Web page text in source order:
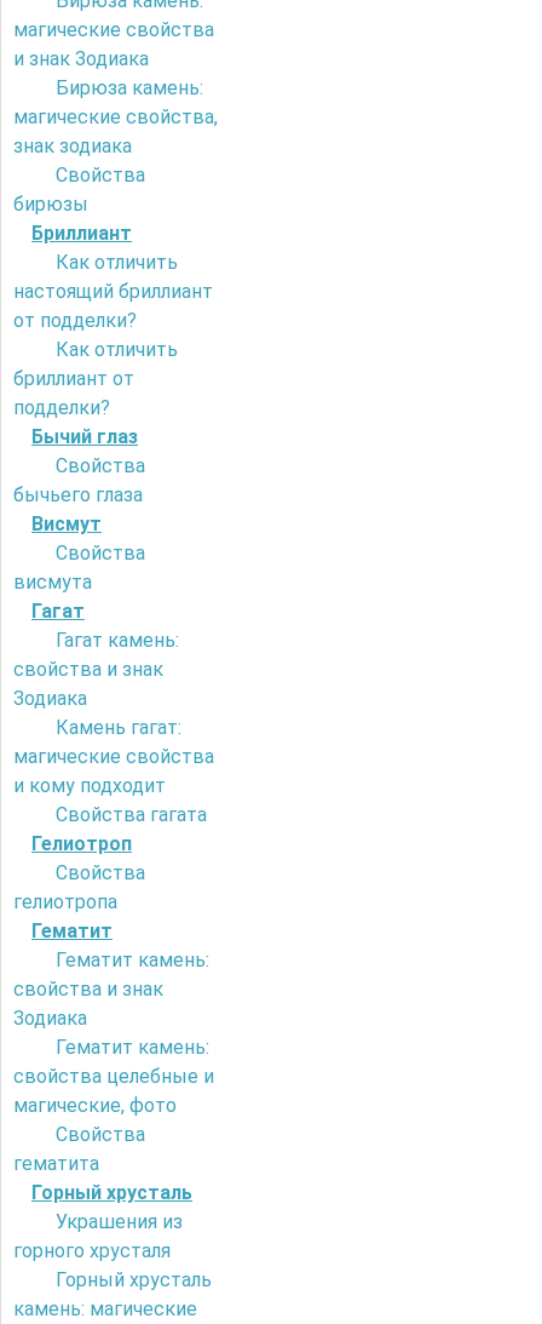
магические свойства
и знак Зодиака
Бирюза камень:
магические свойства,
знак зодиака
Свойства
бирюзы
Бриллиант
Как отличить
настоящий бриллиант
от подделки?
Как отличить
бриллиант от
подделки?
Бычий глаз
Свойства
бычьего глаза
Висмут
Свойства
висмута
Гагат
Гагат камень:
свойства и знак
Зодиака
Камень гагат:
магические свойства
и кому подходит
Свойства гагата
Гелиотроп
Свойства
гелиотропа
Гематит
Гематит камень:
свойства и знак
Зодиака
Гематит камень:
свойства целебные и
магические, фото
Свойства
гематита
Горный хрусталь
Украшения из
горного хрусталя
Горный хрусталь
камень: магические